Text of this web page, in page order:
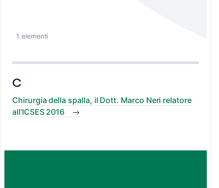
1 elementi
C
Chirurgia della spalla, il Dott. Marco Neri relatore
all’ICSES 2016